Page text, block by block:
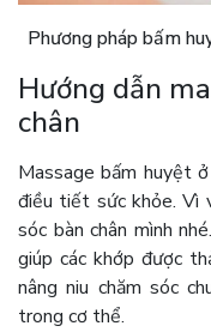
Phương pháp bấm
Hướng dẫn
chân
Massage bấm huyệt
điều tiết sức khỏe. Vì
sóc bàn chân mình
giúp các khớp được
nâng niu chăm sóc
trong cơ thể.